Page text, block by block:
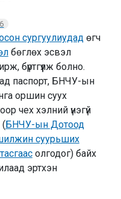
сургуулиудадөгч
бөглөх эсвэл
бүртгүүлж болно.
паспорт, БНЧУ-ын
оршин суух
чех хэлний үнэгүй
(БНЧУ-ын Дотоод
суурьших
олгодог) байх
эртхэн